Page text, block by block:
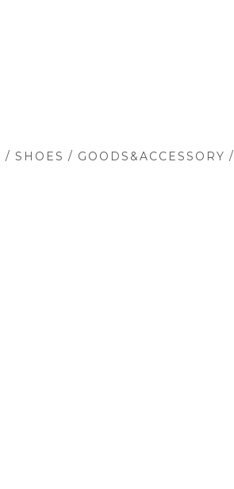
/ SHOES / GOODS&ACCESSORY /